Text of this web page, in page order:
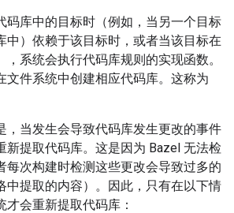
码库中的目标时（例如，当另一个目标
中）依赖于该目标时，或者当该目标在
系统会执行代码库规则的实现函数。
文件系统中创建相应代码库。这称为
，当发生会导致代码库发生更改的事件
新提取代码库。这是因为 Bazel 无法检
每次构建时检测这些更改会导致过多的
中提取的内容）。因此，只有在以下情
会重新提取代码库：